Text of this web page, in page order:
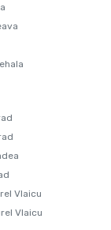
Vlaicu
Vlaicu